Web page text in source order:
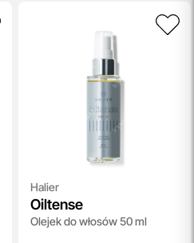
Halier
Oiltense
Olejek do włosów 50 ml